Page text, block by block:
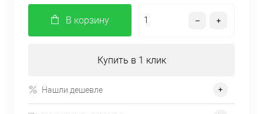
В корзину
Купить в 1 клик
Нашли дешевле